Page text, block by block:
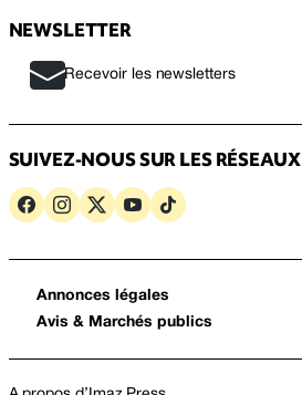
NEWSLETTER
Recevoir les newsletters
SUIVEZ-NOUS SUR LES RÉSEAUX
Annonces légales
Avis & Marchés publics